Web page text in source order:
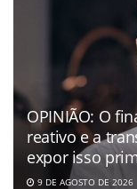
OPINIÃO: O
reativo e a
expor isso
9 DE AGOSTO DE 2026